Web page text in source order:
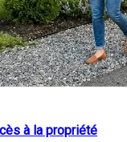
à la propriété